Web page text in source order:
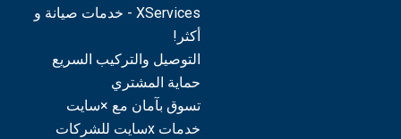
XServices - خدمات صيانة و
أكثر!
التوصيل والتركيب السريع
حماية المشتري
تسوق بآمان مع ×سايت
خدمات xسايت للشركات